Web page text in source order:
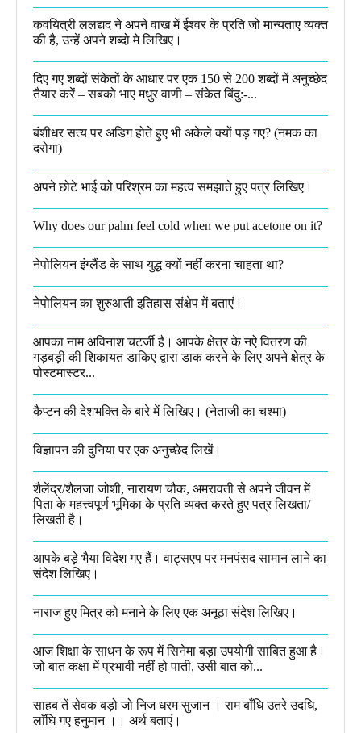
कवयित्री ललद्यद ने अपने वाख में ईश्वर के प्रति जो मान्यताए व्यक्त
की है, उन्हें अपने शब्दो मे लिखिए।
दिए गए शब्दों संकेतों के आधार पर एक 150 से 200 शब्दों में अनुच्छेद
तैयार करें – सबको भाए मधुर वाणी – संकेत बिंदु:-...
बंशीधर सत्य पर अडिग होते हुए भी अकेले क्यों पड़ गए? (नमक का
दरोगा)
अपने छोटे भाई को परिश्रम का महत्व समझाते हुए पत्र लिखिए।
Why does our palm feel cold when we put acetone on it?
नेपोलियन इंग्लैंड के साथ युद्ध क्यों नहीं करना चाहता था​?
नेपोलियन का शुरुआती इतिहास संक्षेप में बताएं।
आपका नाम अविनाश चटर्जी है। आपके क्षेत्र के नऐ वितरण की
गड़बड़ी की शिकायत डाकिए द्वारा डाक करने के लिए अपने क्षेत्र के
पोस्टमास्टर...
कैप्टन की देशभक्ति के बारे में लिखिए।​ (नेताजी का चश्मा)
विज्ञापन की दुनिया पर एक अनुच्छेद लिखें।
शैलेंद्र/शैलजा जोशी, नारायण चौक, अमरावती से अपने जीवन में
पिता के महत्त्वपूर्ण भूमिका के प्रति व्यक्त करते हुए पत्र लिखता/
लिखती है।​
आपके बड़े भैया विदेश गए हैं। वाट्सएप पर मनपंसद सामान लाने का
संदेश लिखिए।
नाराज हुए मित्र को मनाने के लिए एक अनूठा संदेश लिखिए।
आज शिक्षा के साधन के रूप में सिनेमा बड़ा उपयोगी साबित हुआ है।
जो बात कक्षा में प्रभावी नहीं हो पाती, उसी बात को...
साहब तें सेवक बड़ो जो निज धरम सुजान । राम बाँधि उतरे उदधि,
लाँघि गए हनुमान ।।​ अर्थ बताएं।